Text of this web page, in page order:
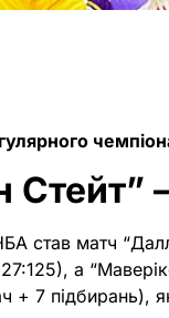
Стейт”
став матч
а
7 підбирань),